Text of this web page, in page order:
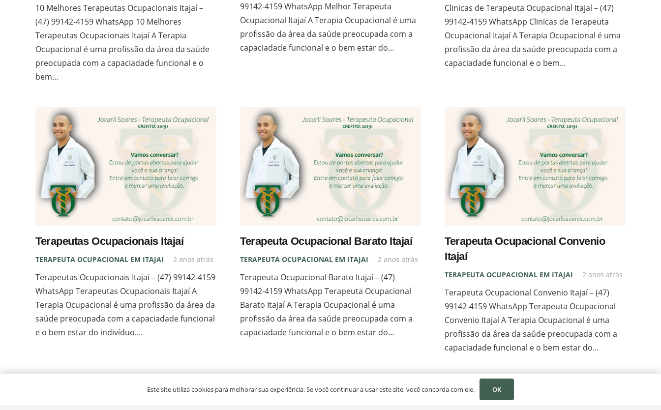
10 Melhores Terapeutas Ocupacionais Itajaí –
(47) 99142-4159 WhatsApp 10 Melhores
Terapeutas Ocupacionais Itajaí A Terapia
Ocupacional é uma profissão da área da saúde
preocupada com a capaciadade funcional e o
bem…
99142-4159 WhatsApp Melhor Terapeuta
Ocupacional Itajaí A Terapia Ocupacional é uma
profissão da área da saúde preocupada com a
capaciadade funcional e o bem estar do…
Clinicas de Terapeuta Ocupacional Itajaí – (47)
99142-4159 WhatsApp Clinicas de Terapeuta
Ocupacional Itajaí A Terapia Ocupacional é uma
profissão da área da saúde preocupada com a
capaciadade funcional e o bem…
Terapeutas Ocupacionais Itajaí
TERAPEUTA OCUPACIONAL EM ITAJAI 2 anos atrás
Terapeutas Ocupacionais Itajaí – (47) 99142-4159
WhatsApp Terapeutas Ocupacionais Itajaí A
Terapia Ocupacional é uma profissão da área da
saúde preocupada com a capaciadade funcional
e o bem estar do indivíduo.…
Terapeuta Ocupacional Barato Itajaí
TERAPEUTA OCUPACIONAL EM ITAJAI 2 anos atrás
Terapeuta Ocupacional Barato Itajaí – (47)
99142-4159 WhatsApp Terapeuta Ocupacional
Barato Itajaí A Terapia Ocupacional é uma
profissão da área da saúde preocupada com a
capaciadade funcional e o bem estar do…
Terapeuta Ocupacional Convenio
Itajaí
TERAPEUTA OCUPACIONAL EM ITAJAI 2 anos atrás
Terapeuta Ocupacional Convenio Itajaí – (47)
99142-4159 WhatsApp Terapeuta Ocupacional
Convenio Itajaí A Terapia Ocupacional é uma
profissão da área da saúde preocupada com a
capaciadade funcional e o bem estar do…
CARREGAR MAIS
Jocarli Soares
Terapeuta Ocupacional
CREFITO: 20191
Terapia ocupacional, integração sensorial e
Novidades
Terapeuta Ocupacional Autismo Itajaí
Terapeuta Sensorial Itajaí
Sessão Terapeuta Ocupacional Itajaí
10 Melhores Terapeutas Ocupacionais Itajaí
Melhor Terapeuta Ocupacional Itajaí
Clinicas de Terapeuta Ocupacional Itajaí
Terapeutas Ocupacionais Itajaí
Terapeuta Ocupacional Barato Itajaí
Terapeuta Ocupacional para Bebês Itajaí
Contatos
contato@
(47) 99142-4159 WhatsApp
ESPECIALIDADE
Este site utiliza cookies para melhorar sua experiência. Se você continuar a usar este site, você concorda com ele. OK